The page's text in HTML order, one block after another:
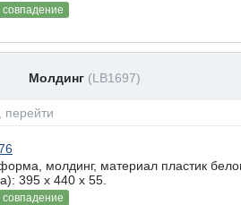
совпадение
Молдинг (LB1697)
, перейти
молдинг, материал пластик
395 x 440 х 55.
совпадение